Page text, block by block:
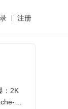
注册
：2K
2.0